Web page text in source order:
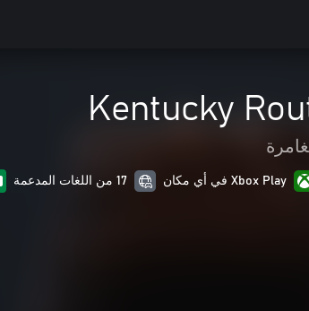
Kentucky
Xbox Play في أي مكان 17 من اللغات المدعمة